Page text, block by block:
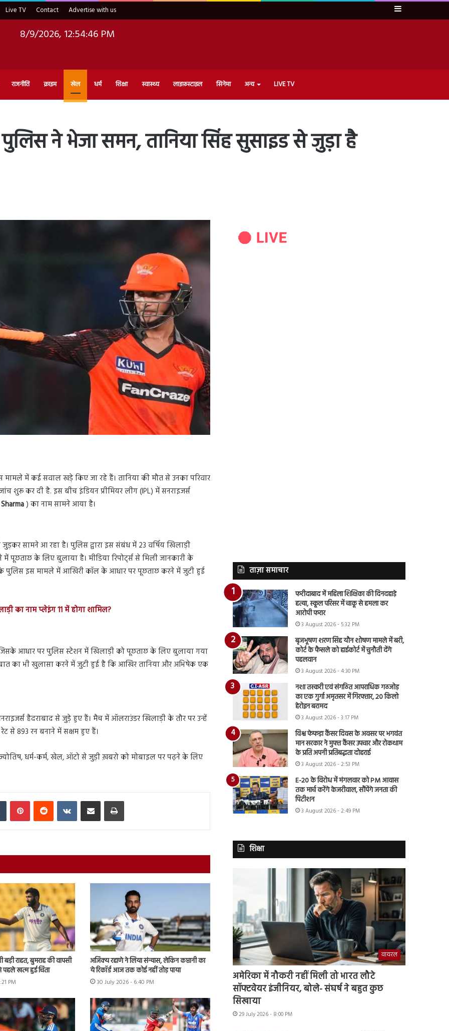
Live TV Contact Advertise with us Sidebar
8/9/2026, 12:54:48 PM
राजनीति क्राइम खेल धर्म शिक्षा स्वास्थ्य लाइफ़स्टाइल सिनेमा अन्य LIVE TV
ने भेजा समन, तानिया सिंह सुसाइड से जुड़ा है
मामले में कई सवाल खड़े किए जा रहे हैं। तानिया की मौत से उनका परिवार
कर दी है. इस बीच इंडियन प्रीमियर लीग (IPL) में सनराइजर्स
) का नाम सामने आया है।
सामने आ रहा है। पुलिस द्वारा इस संबंध में 23 वर्षिय खिलाड़ी
के लिए बुलाया है। मीडिया रिपोर्ट्स से मिली जानकारी के
पुलिस इस मामले में आखिरी कॉल के आधार पर पूछताछ करने में जुटी हुई
का नाम प्लेइंग 11 में होगा शामिल?
आधार पर पुलिस स्टेशन में खिलाड़ी को पूछताछ के लिए बुलाया गया
का भी खुलासा करने में जुटी हुई है कि आखिर तानिया और अभिषेक एक
हैदराबाद से जुड़े हुए हैं। मैच में ऑलराउंडर खिलाड़ी के तौर पर उन्हें
से 893 रन बनाने में सक्षम हुए हैं।
ज्योतिष, धर्म-कर्म, खेल, ऑटो से जुड़ी ख़बरो को मोबाइल पर पढ़ने के लिए
Tumblr PinterestReddit VKontakteShare via Email Print
बड़ी राहत, बुमराह की वापसी
पहले खत्म हुई चिंता
PM
अजिंक्य रहाणे ने लिया संन्यास, लेकिन कप्तानी का
ये रिकॉर्ड आज तक कोई नहीं तोड़ पाया
30 July 2026 - 6:40 PM
ताज़ा समाचार
फरीदाबाद में महिला शिक्षिका की दिनदहाड़े
हत्या, स्कूल परिसर में चाकू से हमला कर
आरोपी फरार
3 August 2026 - 5:32 PM
बृजभूषण शरण सिंह यौन शोषण मामले में बरी,
कोर्ट के फैसले को हाईकोर्ट में चुनौती देंगे
पहलवान
3 August 2026 - 4:30 PM
नशा तस्करी एवं संगठित आपराधिक गठजोड़
का एक गुर्गा अमृतसर में गिरफ्तार, 20 किलो
हेरोइन बरामद
3 August 2026 - 3:17 PM
विश्व फेफड़ा कैंसर दिवस के अवसर पर भगवंत
मान सरकार ने मुफ्त कैंसर उपचार और रोकथाम
के प्रति अपनी प्रतिबद्धता दोहराई
3 August 2026 - 2:53 PM
E-20 के विरोध में मंगलवार को PM आवास
तक मार्च करेंगे केजरीवाल, सौंपेंगे जनता की
पिटीशन
3 August 2026 - 2:49 PM
शिक्षा
वायरल
अमेरिका में नौकरी नहीं मिली तो भारत लौटे
सॉफ्टवेयर इंजीनियर, बोले- संघर्ष ने बहुत कुछ
सिखाया
29 July 2026 - 8:00 PM